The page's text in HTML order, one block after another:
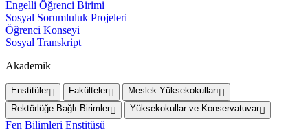
Engelli Öğrenci Birimi
Sosyal Sorumluluk Projeleri
Öğrenci Konseyi
Sosyal Transkript
Akademik
Enstitüler Fakülteler
Meslek Yüksekokulları
Rektörlüğe Bağlı Birimler
Yüksekokullar ve Konservatuvar
Fen Bilimleri Enstitüsü